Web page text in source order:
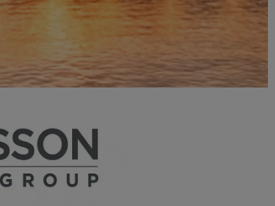
Apartmanok kiszolgálással
Reptéri hotelek
szállodák
Fedezze fel a Radisson